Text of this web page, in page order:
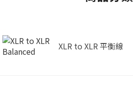
XLR to XLR 平衡線